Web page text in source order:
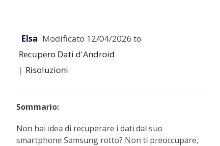
Elsa Modificato 12/04/2026 to
Recupero Dati d'Android
| Risoluzioni
Sommario:
Non hai idea di recuperare i dati dal suo
smartphone Samsung rotto? Non ti preoccupare,